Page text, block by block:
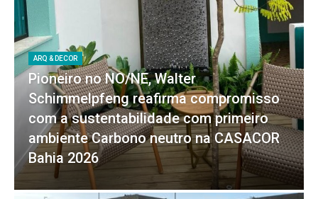
ARQ & DECOR
Pioneiro no NO/NE, Walter
Schimmelpfeng reafirma compromisso
com a sustentabilidade com primeiro
ambiente Carbono neutro na CASACOR
Bahia 2026